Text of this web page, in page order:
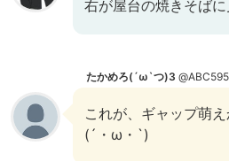
右が屋台の焼きそば
たかめろ(´ω`つ)З
これが、ギャップ萌
(´・ω・`)